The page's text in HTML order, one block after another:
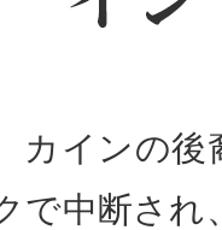
カインの後
で中断され